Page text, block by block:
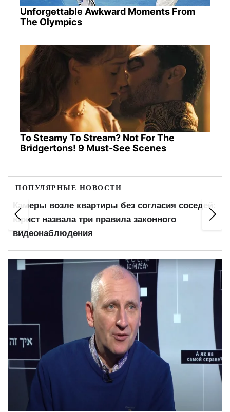
Unforgettable Awkward Moments From
The Olympics
To Steamy To Stream? Not For The
Bridgertons! 9 Must-See Scenes
ПОПУЛЯРНЫЕ НОВОСТИ
Камеры возле квартиры без согласия соседей:
юрист назвала три правила законного
видеонаблюдения